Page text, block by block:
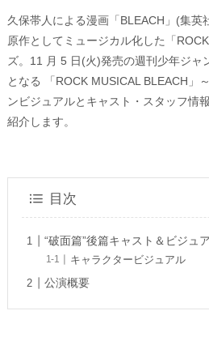
久保帯人による漫画「BLEACH」(集英
原作としてミュージカル化した「
ズ。11 月 5 日(火)発売の週刊少年ジャ
となる 「ROCK MUSICAL BLEACH」
ンビジュアルとキャスト・スタッフ情
紹介します。
目次
“破面篇”後篇キャスト＆ビジュ
キャラクタービジュアル
公演概要